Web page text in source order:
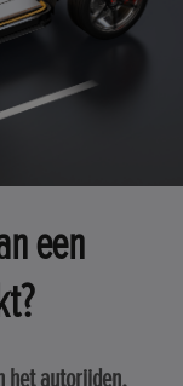
een
het autorijden,